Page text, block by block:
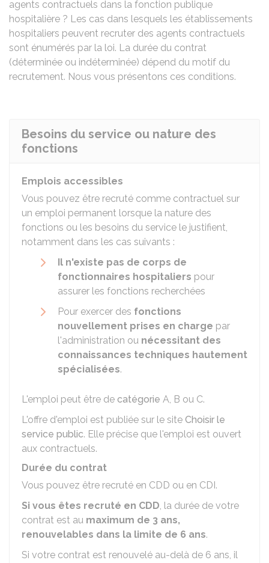
agents contractuels dans la fonction publique
hospitalière ? Les cas dans lesquels les établissements
hospitaliers peuvent recruter des agents contractuels
sont énumérés par la loi. La durée du contrat
(déterminée ou indéterminée) dépend du motif du
recrutement. Nous vous présentons ces conditions.
Besoins du service ou nature des
fonctions
Emplois accessibles
Vous pouvez être recruté comme contractuel sur
un emploi permanent lorsque la nature des
fonctions ou les besoins du service le justifient,
notamment dans les cas suivants :
Il n'existe pas de corps de
fonctionnaires hospitaliers pour
assurer les fonctions recherchées
Pour exercer des fonctions
nouvellement prises en charge par
l'administration ou nécessitant des
connaissances techniques hautement
spécialisées.
L'emploi peut être de catégorie A, B ou C.
L'offre d'emploi est publiée sur le site Choisir le
service public. Elle précise que l'emploi est ouvert
aux contractuels.
Durée du contrat
Vous pouvez être recruté en CDD ou en CDI.
Si vous êtes recruté en CDD, la durée de votre
contrat est au maximum de 3 ans,
renouvelables dans la limite de 6 ans.
Si votre contrat est renouvelé au-delà de 6 ans, il